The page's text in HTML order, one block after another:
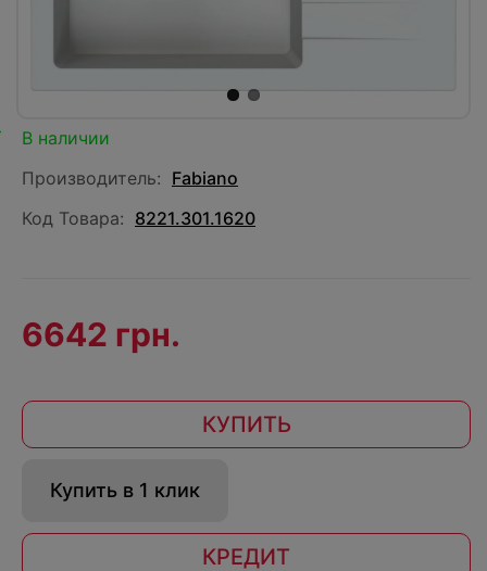
В наличии
Производитель: Fabiano
Код Товара: 8221.301.1620
6642 грн.
КУПИТЬ
Купить в 1 клик
КРЕДИТ